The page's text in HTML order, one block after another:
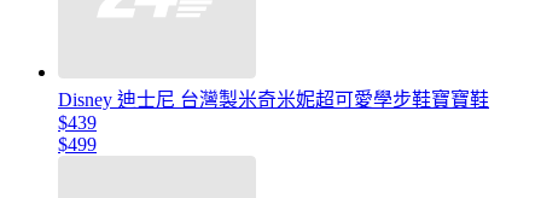
Disney 迪士尼 台灣製米奇米妮超可愛學步鞋寶寶鞋
$439
$499